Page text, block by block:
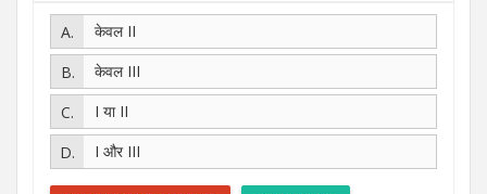
केवल II
केवल III
I या II
I और III